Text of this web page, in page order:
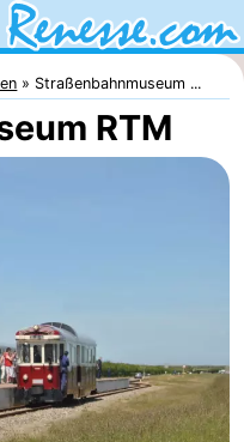
Straßenbahnmuseum ...
RTM